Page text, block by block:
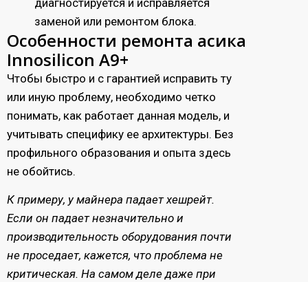
диагностируется и исправляется
заменой или ремонтом блока.
Особенности ремонта асика
Innosilicon A9+
Чтобы быстро и с гарантией исправить ту
или иную проблему, необходимо четко
понимать, как работает данная модель, и
учитывать специфику ее архитектуры. Без
профильного образования и опыта здесь
не обойтись.
К примеру, у майнера падает хешрейт.
Если он падает незначительно и
производительность оборудования почти
не проседает, кажется, что проблема не
критическая. На самом деле даже при